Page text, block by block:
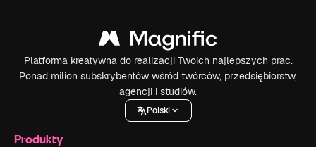
Platforma kreatywna do realizacji Twoich najlepszych prac.
Ponad milion subskrybentów wśród twórców, przedsiębiorstw,
agencji i studiów.
Polski
Produkty